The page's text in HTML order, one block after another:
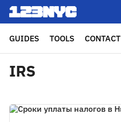
GUIDES TOOLS CONTACT
IRS